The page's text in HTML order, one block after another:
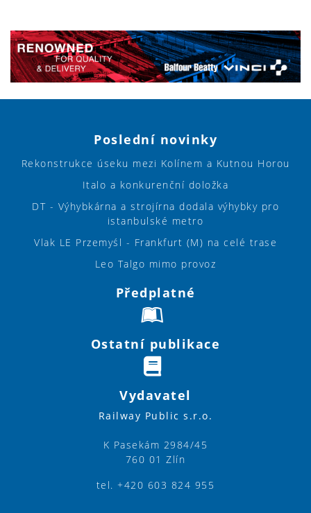
Poslední novinky
Rekonstrukce úseku mezi Kolínem a Kutnou Horou
Italo a konkurenční doložka
DT - Výhybkárna a strojírna dodala výhybky pro
istanbulské metro
Vlak LE Przemyśl - Frankfurt (M) na celé trase
Leo Talgo mimo provoz
Předplatné
Ostatní publikace
Vydavatel
Railway Public s.r.o.
K Pasekám 2984/45
760 01 Zlín
tel. +420 603 824 955